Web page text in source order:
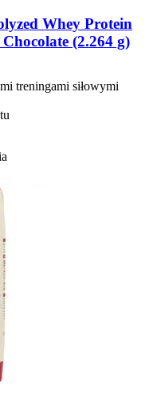
Whey Protein
(2.264 g)
treningami siłowymi